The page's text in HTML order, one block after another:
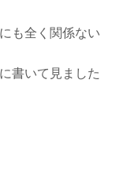
も全く関係ない
書いて見ました